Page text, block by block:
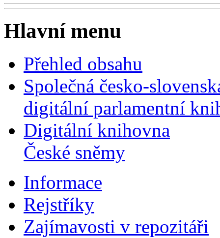
Hlavní menu
Přehled obsahu
Společná česko-
digitální parlamentní
Digitální knihovna
České sněmy
Informace
Rejstříky
Zajímavosti v repozitáři